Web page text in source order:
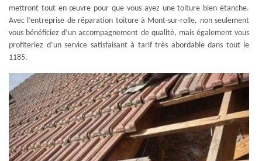
mettront tout en œuvre pour que vous ayez une toiture bien étanche.
Avec l’entreprise de réparation toiture à Mont-sur-rolle, non seulement
vous bénéficiez d’un accompagnement de qualité, mais également vous
profiteriez d’un service satisfaisant à tarif très abordable dans tout le
1185.